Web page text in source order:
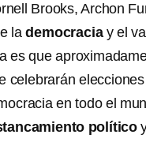
Brooks, Archon
lademocraciay el
es que
celebrarán
en todo el
político